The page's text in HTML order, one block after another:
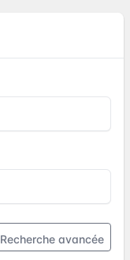
Recherche avancée